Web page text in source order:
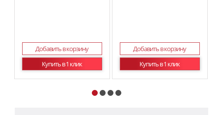
Добавить в корзину
Купить в 1 клик
Добавить в корзину
Купить в 1 клик